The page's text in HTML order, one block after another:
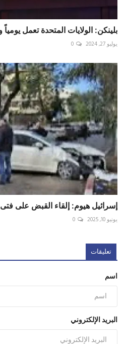
بلينكن: الولايات المتحدة تعمل
يوليو 27, 2024 0
إسرائيل هيوم: إلقاء القبض على فتى يبلغ
يونيو 10, 2025 0
تعليقات
اسم
البريد الإلكتروني